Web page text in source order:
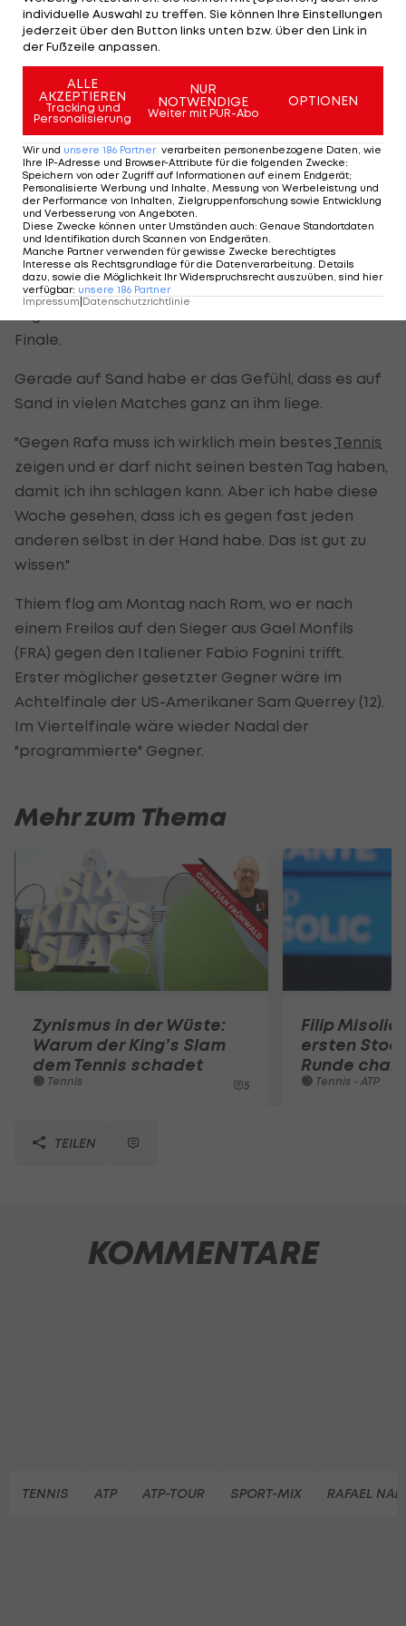
unerfreulich, aber doch war vor allem der Sieg
über Nadal ein großer Selbstvertrauensschub für
den zweifachen French-Open-Halbfinalisten.
Thiem: "Kein Grund zur Sorge"
"Diese Woche war sehr wichtig. Ich habe nicht so
großartige Ergebnisse in den vergangenen
Wochen gehabt in Monte Carlo oder Barcelona.
Hier habe ich mein Selbstvertrauen voll
zurückbekommen, auch wenn ich am Ende
verloren habe. Es gibt keinen Grund zur Sorge",
Finale.
Gerade auf Sand habe er das Gefühl, dass es auf
Sand in vielen Matches ganz an ihm liege.
"Gegen Rafa muss ich wirklich mein bestes Tennis
zeigen und er darf nicht seinen besten Tag haben,
damit ich ihn schlagen kann. Aber ich habe diese
Woche gesehen, dass ich es gegen fast jeden
anderen selbst in der Hand habe. Das ist gut zu
wissen."
Thiem flog am Montag nach Rom, wo er nach
einem Freilos auf den Sieger aus Gael Monfils
(FRA) gegen den Italiener Fabio Fognini trifft.
Erster möglicher gesetzter Gegner wäre im
Achtelfinale der US-Amerikaner Sam Querrey (12).
Im Viertelfinale wäre wieder Nadal der
"programmierte" Gegner.
Mehr zum Thema
Zynismus in der Wüste:
Warum der King’s Slam
dem Tennis schadet
Tennis 5
Filip Misolic
ersten
Runde
Tennis - ATP
TEILEN
KOMMENTARE
TENNIS ATP ATP-TOUR SPORT-MIX RAFAEL
individuelle Auswahl zu treffen. Sie können Ihre Einstellungen
jederzeit über den Button links unten bzw. über den Link in
der Fußzeile anpassen.
ALLE
AKZEPTIEREN
Tracking und
Personalisierung
NUR
NOTWENDIGE
Weiter mit PUR-Abo
OPTIONEN
Wir und unsere 186 Partner verarbeiten personenbezogene Daten, wie
Ihre IP-Adresse und Browser-Attribute für die folgenden Zwecke:
Speichern von oder Zugriff auf Informationen auf einem Endgerät;
Personalisierte Werbung und Inhalte, Messung von Werbeleistung und
der Performance von Inhalten, Zielgruppenforschung sowie Entwicklung
und Verbesserung von Angeboten
Diese Zwecke können unter Umständen auch: Genaue Standortdaten
und Identifikation durch Scannen von Endgeräten
Manche Partner verwenden für gewisse Zwecke berechtigtes
Interesse als Rechtsgrundlage für die Datenverarbeitung. Details
dazu, sowie die Möglichkeit Ihr Widerspruchsrecht auszuüben, sind hier
verfügbar: unsere 186 Partner
Impressum|Datenschutzrichtlinie